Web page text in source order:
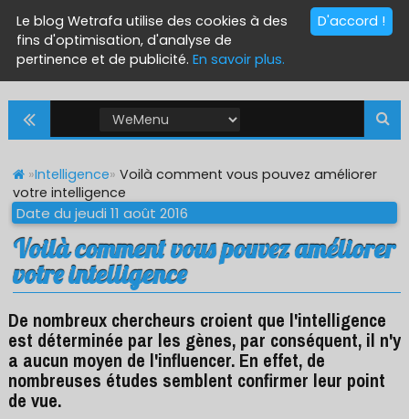
»Intelligence» Voilà comment vous pouvez améliorer
votre intelligence
Date du jeudi 11 août 2016
Voilà comment vous pouvez améliorer
votre intelligence
De nombreux chercheurs croient que l'intelligence
est déterminée par les gènes, par conséquent, il n'y
a aucun moyen de l'influencer. En effet, de
nombreuses études semblent confirmer leur point
de vue.
D'accord !
Le blog Wetrafa utilise des cookies à des
fins d'optimisation, d'analyse de
pertinence et de publicité. En savoir plus.